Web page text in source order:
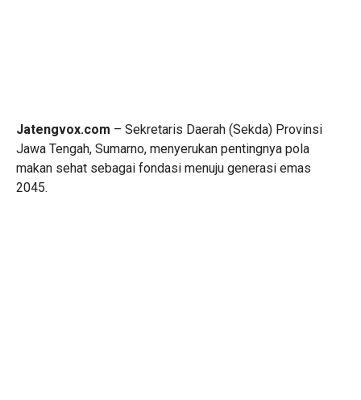
Jatengvox.com – Sekretaris Daerah (Sekda) Provinsi
Jawa Tengah, Sumarno, menyerukan pentingnya pola
makan sehat sebagai fondasi menuju generasi emas
2045.